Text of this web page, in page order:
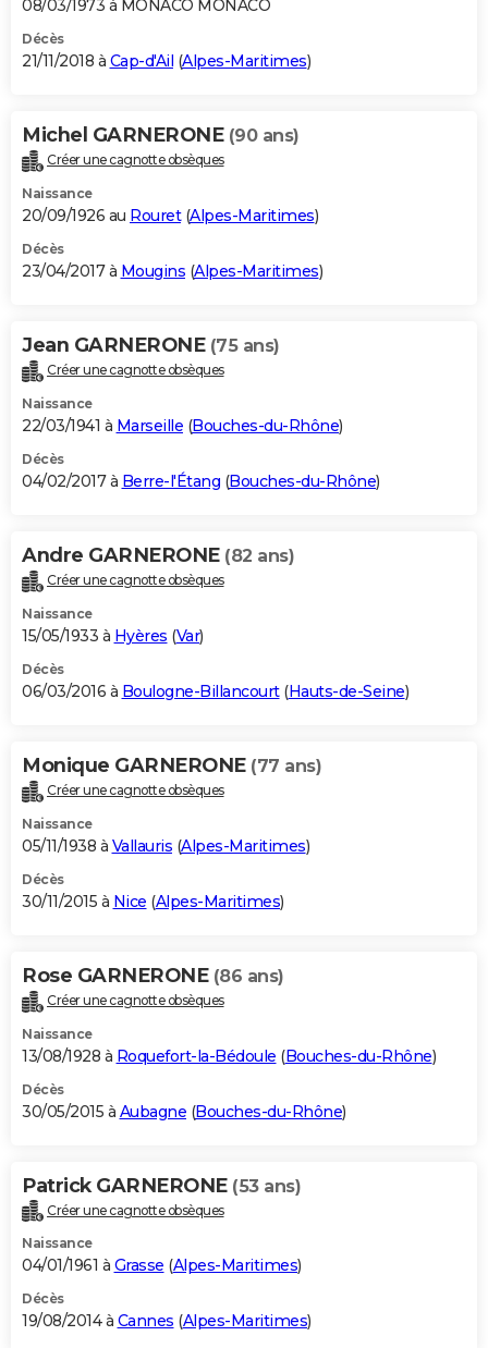
08/03/1973 à MONACO MONACO
Décès
21/11/2018 à Cap-d'Ail (Alpes-Maritimes)
Michel GARNERONE (90 ans)
Créer une cagnotte obsèques
Naissance
20/09/1926 au Rouret(Alpes-Maritimes)
Décès
23/04/2017 à Mougins (Alpes-Maritimes)
Jean GARNERONE (75 ans)
Créer une cagnotte obsèques
Naissance
22/03/1941 à Marseille (Bouches-du-Rhône)
Décès
04/02/2017 à Berre-l'Étang (Bouches-du-Rhône)
Andre GARNERONE (82 ans)
Créer une cagnotte obsèques
Naissance
15/05/1933 à Hyères (Var)
Décès
06/03/2016 à Boulogne-Billancourt(Hauts-de-Seine)
Monique GARNERONE (77 ans)
Créer une cagnotte obsèques
Naissance
05/11/1938 à Vallauris (Alpes-Maritimes)
Décès
30/11/2015 à Nice (Alpes-Maritimes)
Rose GARNERONE (86 ans)
Créer une cagnotte obsèques
Naissance
13/08/1928 à Roquefort-la-Bédoule (Bouches-du-Rhône)
Décès
30/05/2015 à Aubagne (Bouches-du-Rhône)
Patrick GARNERONE (53 ans)
Créer une cagnotte obsèques
Naissance
04/01/1961 à Grasse (Alpes-Maritimes)
Décès
19/08/2014 à Cannes (Alpes-Maritimes)